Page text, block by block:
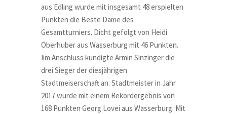
aus Edling wurde mit insgesamt 48 erspielten
Punkten die Beste Dame des
Gesamtturniers. Dicht gefolgt von Heidi
Oberhuber aus Wasserburg mit 46 Punkten.
Iim Anschluss kündigte Armin Sinzinger die
drei Sieger der diesjährigen
Stadtmeiserschaft an. Stadtmeister in Jahr
2017 wurde mit einem Rekordergebnis von
168 Punkten Georg Lovei aus Wasserburg. Mit